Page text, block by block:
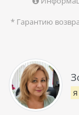
* Гарантию